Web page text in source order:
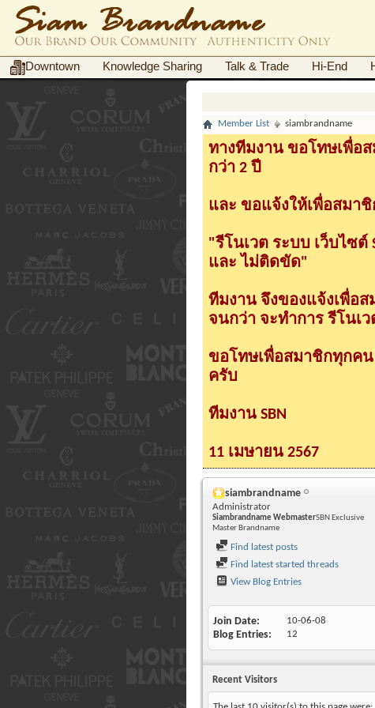
Downtown Knowledge Sharing Talk & Trade Hi-End
Member List siambrandname
ทางทีมงาน ขอโทษเพื่อส
กว่า 2 ปี
และ ขอแจ้งให้เพื่อสมา
"รีโนเวต ระบบ เว็บไซต์
และ ไม่ติดขัด"
ทีมงาน จึงของแจ้งเพื่อส
จนกว่า จะทำการ รีโนเ
ขอโทษเพื่อสมาชิกทุกค
ครับ
ทีมงาน SBN
11 เมษายน 2567
siambrandname
Administrator
Siambrandname WebmasterSBN Exclusive
Master Brandname
Find latest posts
Find latest started threads
View Blog Entries
Join Date 10-06-08
Blog Entries 12
Recent Visitors